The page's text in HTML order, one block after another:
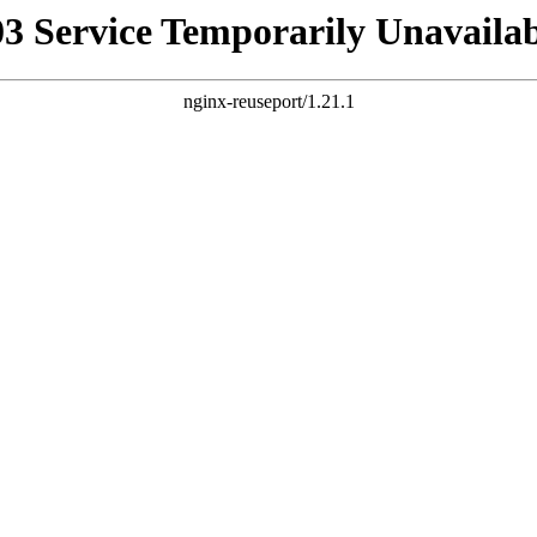
Service Temporarily
nginx-reuseport/1.21.1